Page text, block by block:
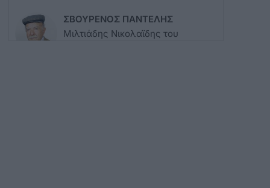
ΣΒΟΥΡΕΝΟΣ ΠΑΝΤΕΛΗΣ
Μιλτιάδης Νικολαϊδης του